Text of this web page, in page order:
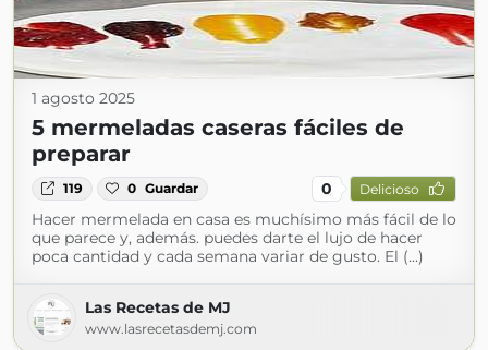
1 agosto 2025
5 mermeladas caseras fáciles de
preparar
119 0 Guardar 0 Delicioso
Hacer mermelada en casa es muchísimo más fácil de lo
que parece y, además. puedes darte el lujo de hacer
poca cantidad y cada semana variar de gusto. El (...)
Las Recetas de MJ
www.lasrecetasdemj.com